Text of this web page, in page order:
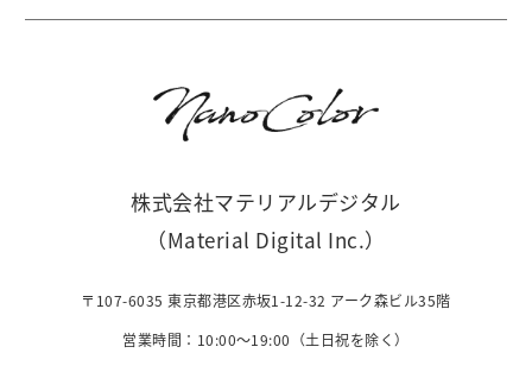
株式会社マテリアルデジタル
（Material Digital Inc.）
〒107-6035 東京都港区赤坂1-12-32 アーク森ビル35階
営業時間：10:00〜19:00（土日祝を除く）